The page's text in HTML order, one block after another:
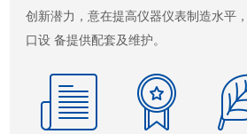
创新潜力，意在提高仪器仪表制造水平
口设 备提供配套及维护。